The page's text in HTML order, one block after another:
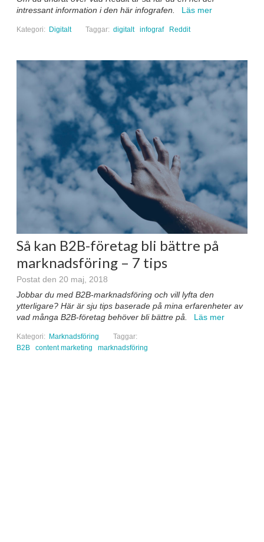
intressant information i den här infografen.
Läs mer
Kategori: Digitalt Taggar: digitalt infograf Reddit
Så kan B2B-företag bli bättre på
marknadsföring – 7 tips
Postat den 20 maj, 2018
Jobbar du med B2B-marknadsföring och vill lyfta den
ytterligare? Här är sju tips baserade på mina erfarenheter av
vad många B2B-företag behöver bli bättre på.
Läs mer
Kategori: Marknadsföring
Taggar:
B2B
content marketing marknadsföring